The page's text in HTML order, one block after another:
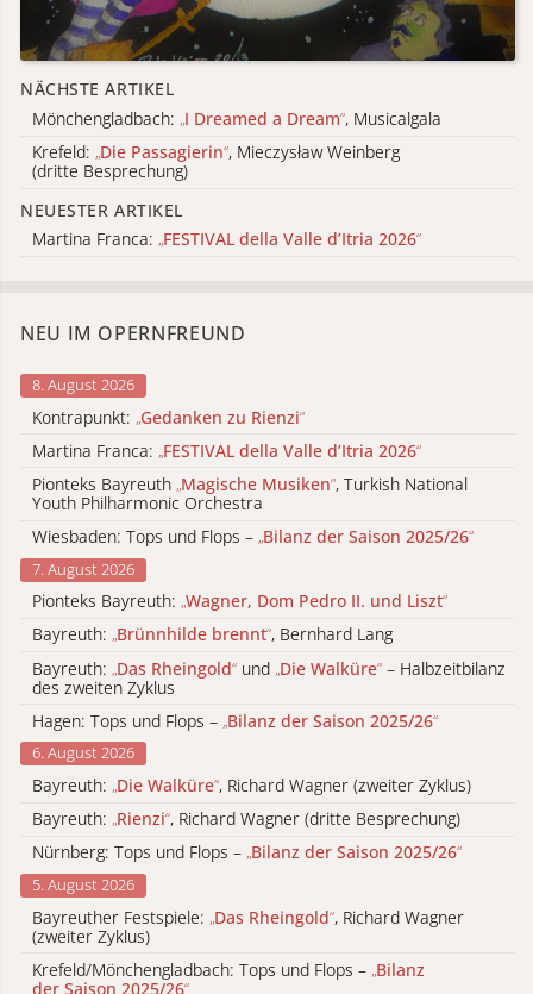
NÄCHSTE ARTIKEL
Mönchengladbach: „I Dreamed a Dream“, Musicalgala
Krefeld: „Die Passagierin“, Mieczysław Weinberg
(dritte Besprechung)
NEUESTER ARTIKEL
Martina Franca: „FESTIVAL della Valle d’Itria 2026“
NEU IM OPERNFREUND
8. August 2026
Kontrapunkt: „Gedanken zu Rienzi“
Martina Franca: „FESTIVAL della Valle d’Itria 2026“
Pionteks Bayreuth „Magische Musiken“, Turkish National
Youth Philharmonic Orchestra
Wiesbaden: Tops und Flops – „Bilanz der Saison 2025/26“
7. August 2026
Pionteks Bayreuth: „Wagner, Dom Pedro II. und Liszt“
Bayreuth: „Brünnhilde brennt“, Bernhard Lang
Bayreuth: „Das Rheingold“ und „Die Walküre“ – Halbzeitbilanz
des zweiten Zyklus
Hagen: Tops und Flops – „Bilanz der Saison 2025/26“
6. August 2026
Bayreuth: „Die Walküre“, Richard Wagner (zweiter Zyklus)
Bayreuth: „Rienzi“, Richard Wagner (dritte Besprechung)
Nürnberg: Tops und Flops – „Bilanz der Saison 2025/26“
5. August 2026
Bayreuther Festspiele: „Das Rheingold“, Richard Wagner
(zweiter Zyklus)
Krefeld/Mönchengladbach: Tops und Flops – „Bilanz
der Saison 2025/26“